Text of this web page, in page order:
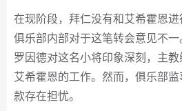
在现阶段，拜仁没有和艾希霍恩进
俱乐部内部对于这笔转会意见不
罗因德对这名小将印象深刻，主
艾希霍恩的工作。然而，俱乐部
款存在担忧。